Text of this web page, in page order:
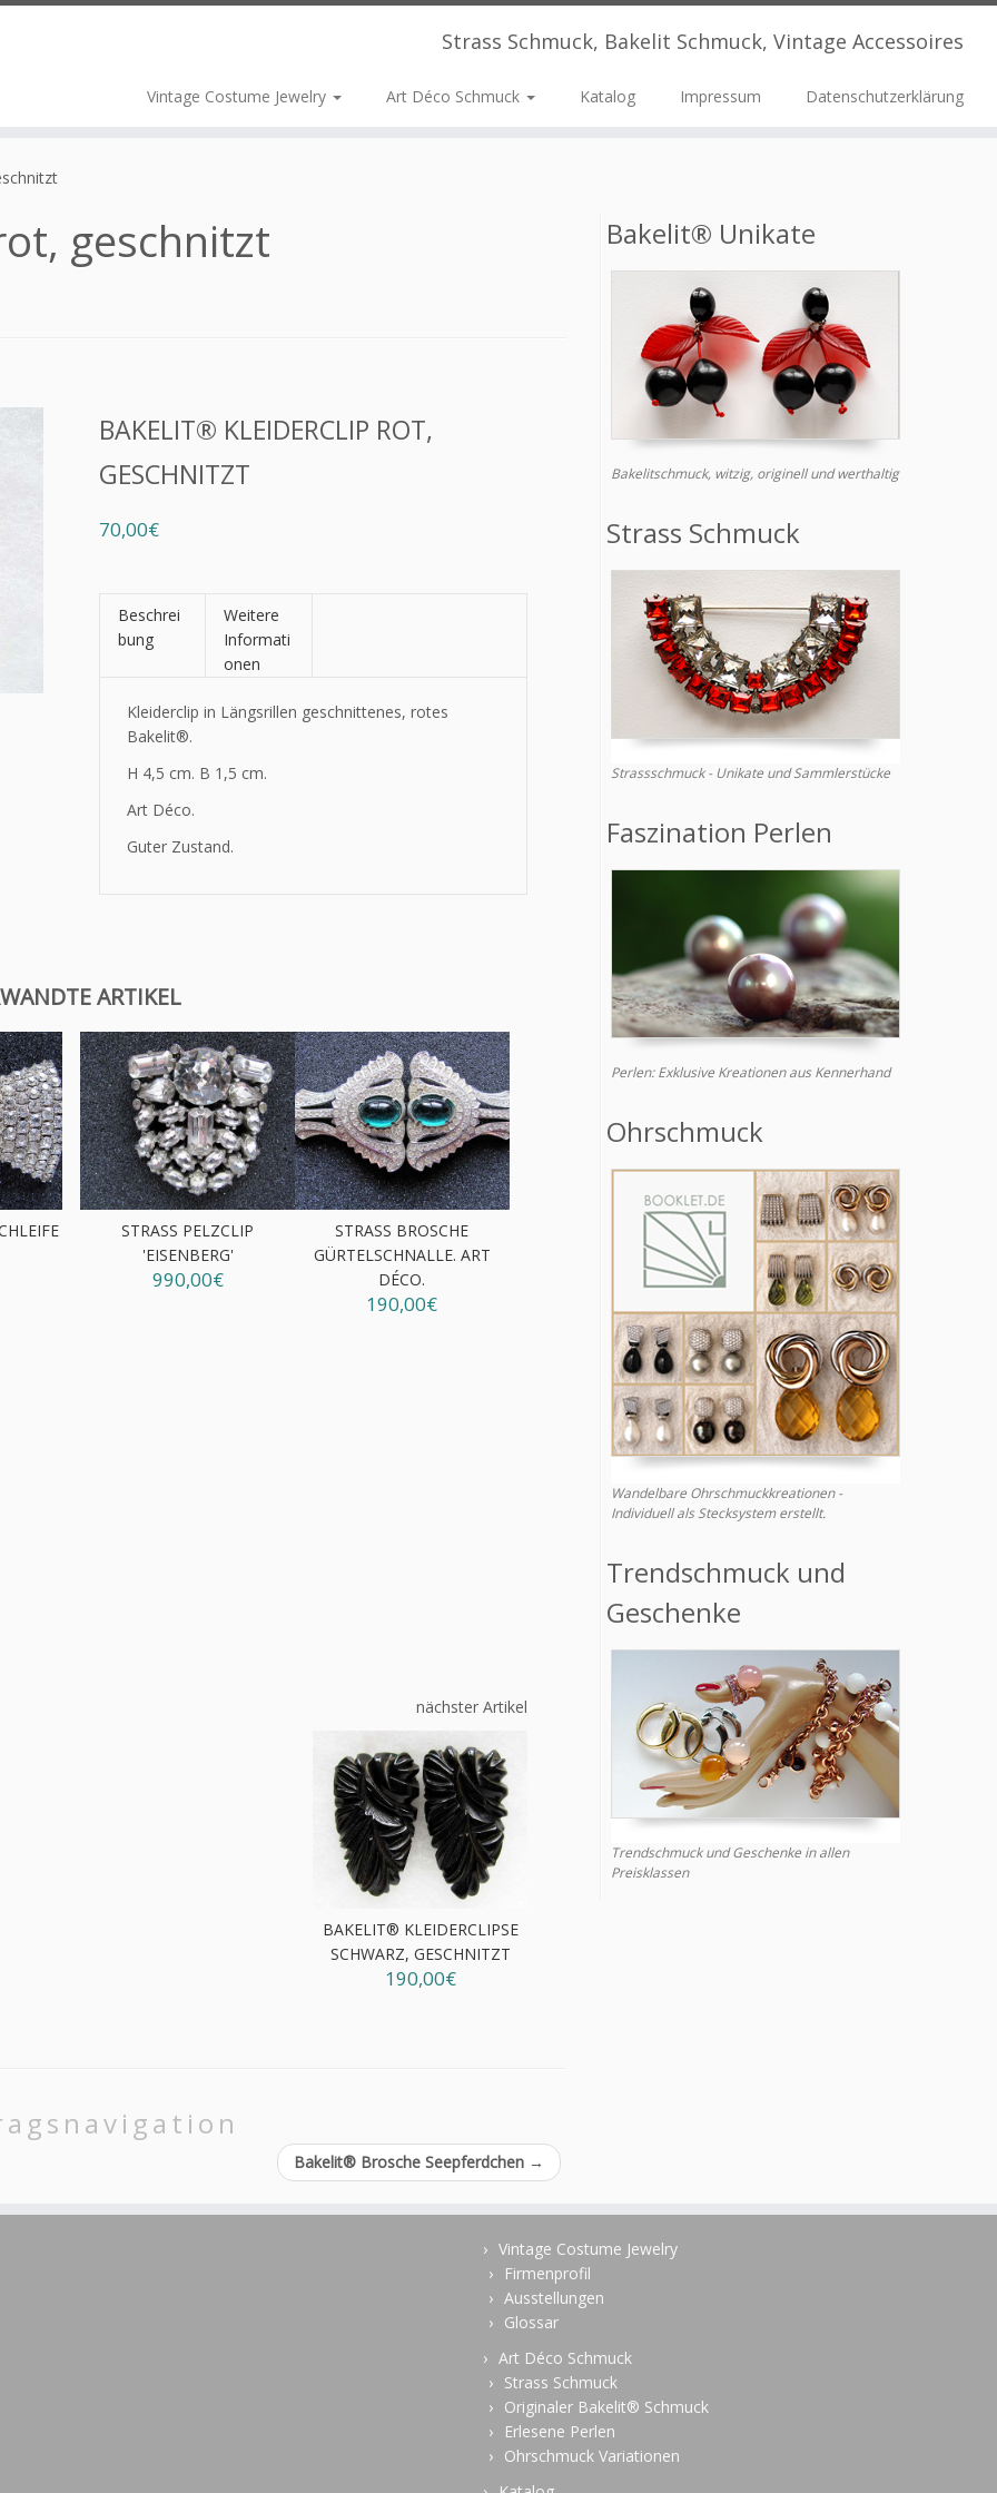
Strass Schmuck, Bakelit Schmuck, Vintage Accessoires
Vintage Costume Jewelry Art Déco Schmuck Katalog Impressum Datenschutzerklärung
geschnitzt
BAKELIT® KLEIDERCLIP ROT,
GESCHNITZT
70,00€
Beschrei
bung
Weitere
Informati
onen
Kleiderclip in Längsrillen geschnittenes, rotes
Bakelit®.
H 4,5 cm. B 1,5 cm.
Art Déco.
Guter Zustand.
ARTIKEL
STRASS PELZCLIP
'EISENBERG'
990,00€
STRASS BROSCHE
GÜRTELSCHNALLE. ART
DÉCO.
190,00€
nächster Artikel
BAKELIT® KLEIDERCLIPSE
SCHWARZ, GESCHNITZT
190,00€
Bakelit® Brosche Seepferdchen →
Bakelit® Unikate
Bakelitschmuck, witzig, originell und werthaltig
Strass Schmuck
Strassschmuck - Unikate und Sammlerstücke
Faszination Perlen
Perlen: Exklusive Kreationen aus Kennerhand
Ohrschmuck
Wandelbare Ohrschmuckkreationen -
Individuell als Stecksystem erstellt.
Trendschmuck und
Geschenke
Trendschmuck und Geschenke in allen
Preisklassen
Vintage Costume Jewelry
Firmenprofil
Ausstellungen
Glossar
Art Déco Schmuck
Strass Schmuck
Originaler Bakelit® Schmuck
Erlesene Perlen
Ohrschmuck Variationen